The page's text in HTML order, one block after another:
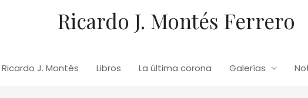
Ricardo J. Montés Ferrero
Ricardo J. Montés Libros La última corona Galerías